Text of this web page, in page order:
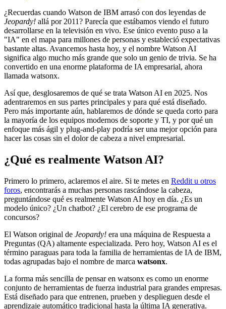
¿Recuerdas cuando Watson de IBM arrasó con dos leyendas de
Jeopardy! allá por 2011? Parecía que estábamos viendo el futuro
desarrollarse en la televisión en vivo. Ese único evento puso a la
"IA" en el mapa para millones de personas y estableció expectativas
bastante altas. Avancemos hasta hoy, y el nombre Watson AI
significa algo mucho más grande que solo un genio de trivia. Se ha
convertido en una enorme plataforma de IA empresarial, ahora
llamada watsonx.
Así que, desglosaremos de qué se trata Watson AI en 2025. Nos
adentraremos en sus partes principales y para qué está diseñado.
Pero más importante aún, hablaremos de dónde se queda corto para
la mayoría de los equipos modernos de soporte y TI, y por qué un
enfoque más ágil y plug-and-play podría ser una mejor opción para
hacer las cosas sin el dolor de cabeza a nivel empresarial.
¿Qué es realmente Watson AI?
Primero lo primero, aclaremos el aire. Si te metes en Reddit u otros
foros, encontrarás a muchas personas rascándose la cabeza,
preguntándose qué es realmente Watson AI hoy en día. ¿Es un
modelo único? ¿Un chatbot? ¿El cerebro de ese programa de
concursos?
El Watson original de Jeopardy! era una máquina de Respuesta a
Preguntas (QA) altamente especializada. Pero hoy, Watson AI es el
término paraguas para toda la familia de herramientas de IA de IBM,
todas agrupadas bajo el nombre de marca watsonx.
La forma más sencilla de pensar en watsonx es como un enorme
conjunto de herramientas de fuerza industrial para grandes empresas.
Está diseñado para que entrenen, prueben y desplieguen desde el
aprendizaje automático tradicional hasta la última IA generativa.